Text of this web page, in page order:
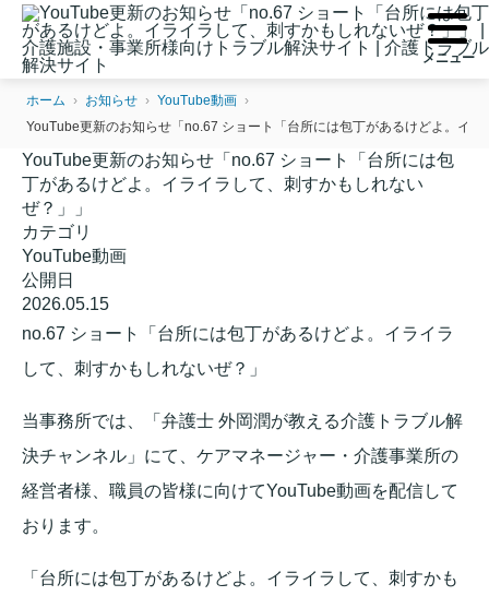
ホーム › お知らせ › YouTube動画 ›
YouTube更新のお知らせ「no.67 ショート「台所には包丁があるけどよ。イ
YouTube更新のお知らせ「no.67 ショート「台所には包
丁があるけどよ。イライラして、刺すかもしれない
ぜ？」」
カテゴリ
YouTube動画
公開日
2026.05.15
no.67 ショート「台所には包丁があるけどよ。イライラ
して、刺すかもしれないぜ？」
当事務所では、「弁護士 外岡潤が教える介護トラブル解
決チャンネル」にて、ケアマネージャー・介護事業所の
経営者様、職員の皆様に向けてYouTube動画を配信して
おります。
「台所には包丁があるけどよ。イライラして、刺すかも